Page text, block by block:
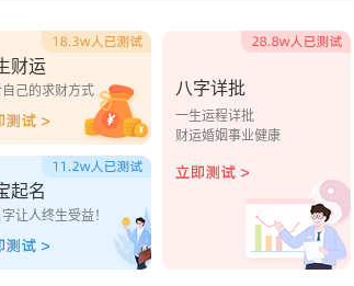
财运
己的求财方式
起名
让人终生受益！
八字详批
一生运程详批
财运婚姻事业健康